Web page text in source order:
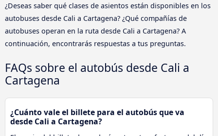
¿Deseas saber qué clases de asientos están disponibles en los
autobuses desde Cali a Cartagena? ¿Qué compañías de
autobuses operan en la ruta desde Cali a Cartagena? A
continuación, encontrarás respuestas a tus preguntas.
FAQs sobre el autobús desde Cali a
Cartagena
¿Cuánto vale el billete para el autobús que va
desde Cali a Cartagena?